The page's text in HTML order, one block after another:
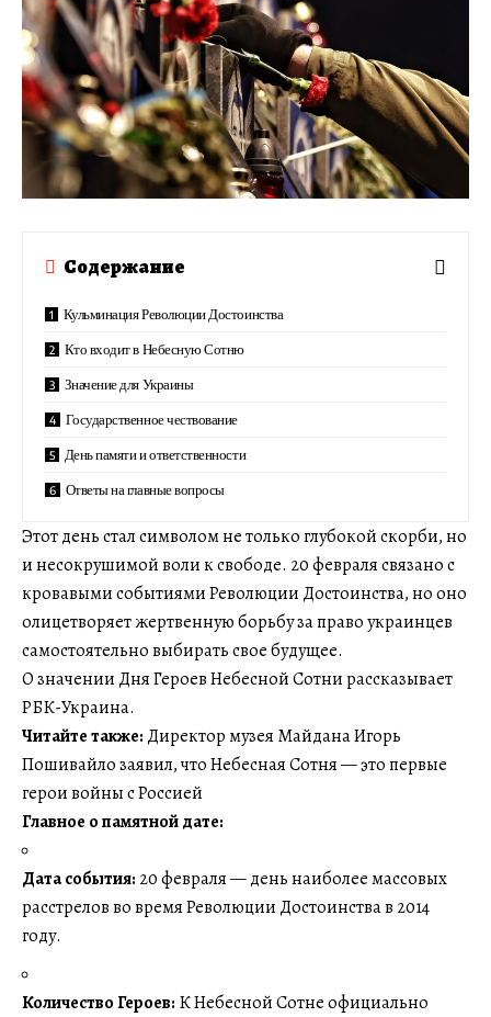
Содержание
Кульминация Революции Достоинства
Кто входит в Небесную Сотню
Значение для Украины
Государственное чествование
День памяти и ответственности
Ответы на главные вопросы
Этот день стал символом не только глубокой скорби, но
и несокрушимой воли к свободе. 20 февраля связано с
кровавыми событиями Революции Достоинства, но оно
олицетворяет жертвенную борьбу за право украинцев
самостоятельно выбирать свое будущее.
О значении Дня Героев Небесной Сотни рассказывает
РБК-Украина.
Читайте также: Директор музея Майдана Игорь
Пошивайло заявил, что Небесная Сотня — это первые
герои войны с Россией
Главное о памятной дате:
Дата события: 20 февраля — день наиболее массовых
расстрелов во время Революции Достоинства в 2014
году.
Количество Героев: К Небесной Сотне официально